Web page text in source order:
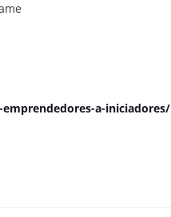
a-iniciadores/